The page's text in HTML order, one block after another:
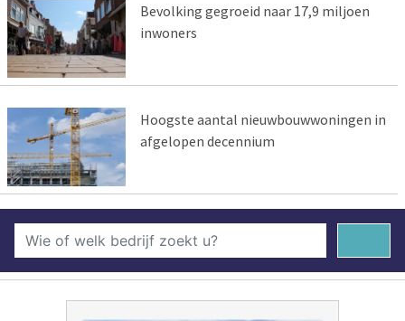
Bevolking gegroeid naar 17,9 miljoen
inwoners
Hoogste aantal nieuwbouwwoningen in
afgelopen decennium